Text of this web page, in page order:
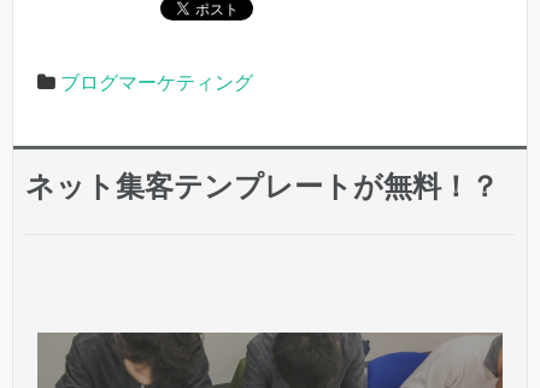
ブログマーケティング
ネット集客テンプレートが無料！？